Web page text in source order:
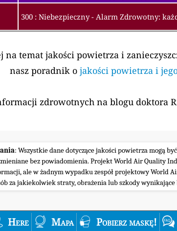
300 : Niebezpieczny - Alarm Zdrowotny:
na temat jakości powietrza i
nasz poradnik o jakości powietrza i
zdrowotnych na blogu doktora
: Wszystkie dane dotyczące jakości powietrza mogą
bez powiadomienia. Projekt World Air Quality
ale w żadnym wypadku zespół projektowy World
za jakiekolwiek straty, obrażenia lub szkody
Here Mapa Pobierz maskę!